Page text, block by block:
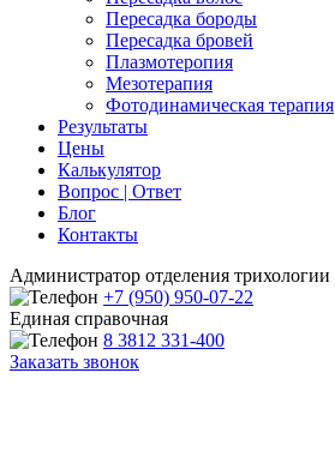
Пересадка бороды
Пересадка бровей
Плазмотеропия
Мезотерапия
Фотодинамическая терапия
Результаты
Цены
Калькулятор
Вопрос | Ответ
Блог
Контакты
Администратор отделения трихологии
+7 (950) 950-07-22
Единая справочная
8 3812 331-400
Заказать звонок